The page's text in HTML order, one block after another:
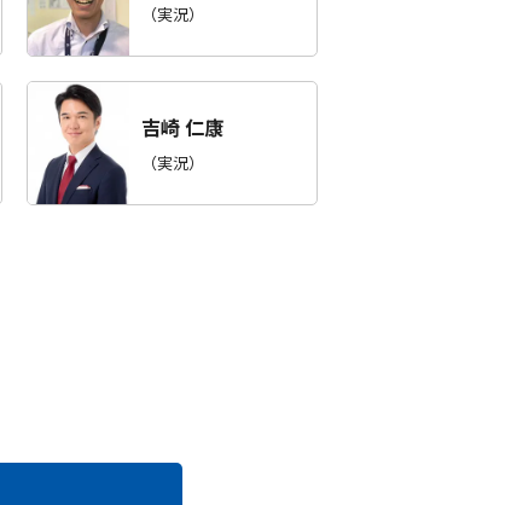
（実況）
吉崎 仁康
（実況）